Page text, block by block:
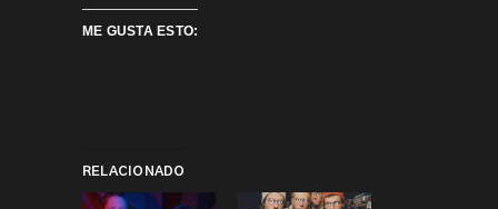
ME GUSTA ESTO:
RELACIONADO